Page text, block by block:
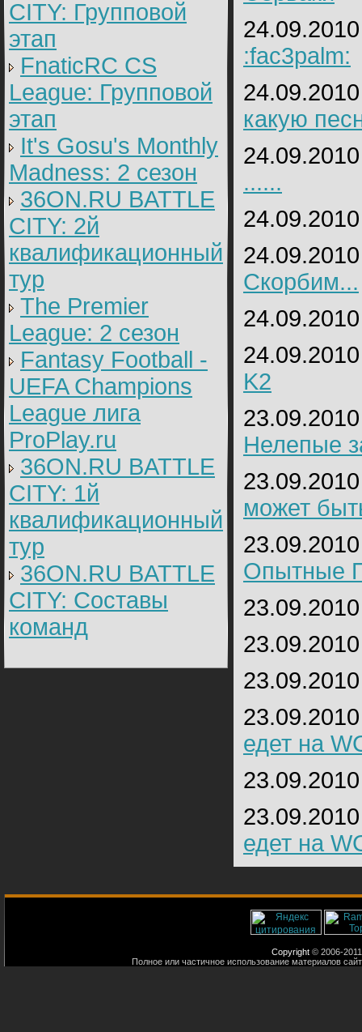
CITY: Групповой
этап
FnaticRC CS
League: Групповой
этап
It's Gosu's Monthly
Madness: 2 сезон
36ON.RU BATTLE
CITY: 2й
квалификационный
тур
The Premier
League: 2 cезон
Fantasy Football -
UEFA Champions
League лига
ProPlay.ru
36ON.RU BATTLE
CITY: 1й
квалификационный
тур
36ON.RU BATTLE
CITY: Составы
команд
:fac3palm:
какую
......
Скорбим...
K2
Нелепые
может
Опытные
едет на
едет на
Copyright © 2006-
Полное или частичное использование материалов